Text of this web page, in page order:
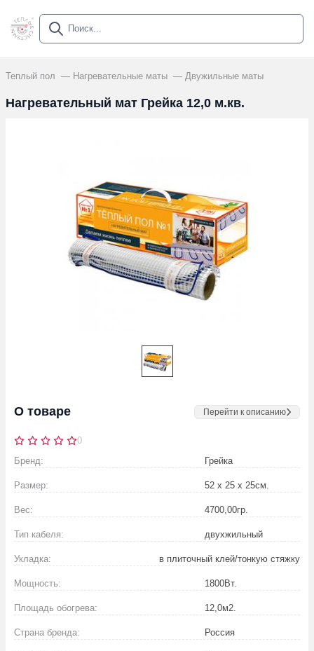
Теплый пол Нагревательные маты Двужильные маты
Нагревательный мат Грейка 12,0 м.кв.
О товаре Перейти к описанию
0
Бренд:
Грейка
Размер: 52 х 25 х 25см.
Вес: 4700,00гр.
Тип кабеля: двухжильный
Укладка: в плиточный клей/тонкую стяжку
Мощность: 1800Вт.
Площадь обогрева: 12,0м2.
Страна бренда: Россия